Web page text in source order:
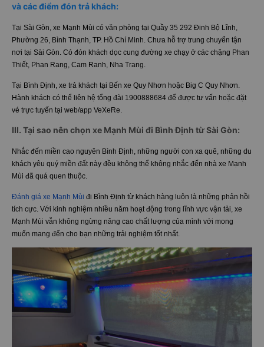
và các điểm đón trả khách:
Tại Sài Gòn, xe Mạnh Mùi có văn phòng tại Quầy 35 292 Đinh Bộ Lĩnh,
Phường 26, Bình Thạnh, TP. Hồ Chí Minh. Chưa hỗ trợ trung chuyển tận
nơi tại Sài Gòn. Có đón khách dọc cung đường xe chạy ở các chặng Phan
Thiết, Phan Rang, Cam Ranh, Nha Trang.
Tại Bình Định, xe trả khách tại Bến xe Quy Nhơn hoặc Big C Quy Nhơn.
Hành khách có thể liên hệ tổng đài 1900888684 để được tư vấn hoặc đặt
vé trực tuyến tại web/app VeXeRe.
III. Tại sao nên chọn xe Mạnh Mùi đi Bình Định từ Sài Gòn:
Nhắc đến miền cao nguyên Bình Định, những người con xa quê, những du
khách yêu quý miền đất này đều không thể không nhắc đến nhà xe Mạnh
Mùi đã quá quen thuộc.
Đánh giá xe Mạnh Mùi đi Bình Định từ khách hàng luôn là những phản hồi
tích cực. Với kinh nghiệm nhiều năm hoạt động trong lĩnh vực vận tải, xe
Mạnh Mùi vẫn không ngừng nâng cao chất lượng của mình với mong
muốn mang đến cho bạn những trải nghiệm tốt nhất.